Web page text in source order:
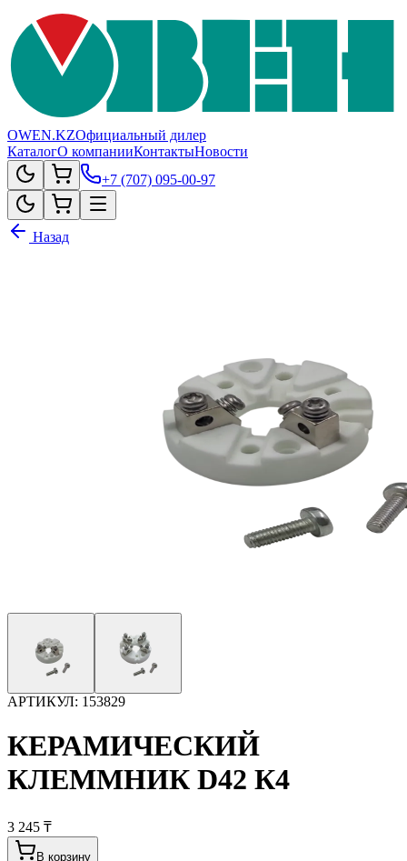
OWEN.KZОфициальный дилер
КаталогО компанииКонтактыНовости
+7 (707) 095-00-97
Назад
АРТИКУЛ: 153829
КЕРАМИЧЕСКИЙ
КЛЕММНИК D42 К4
3 245 ₸
В корзину